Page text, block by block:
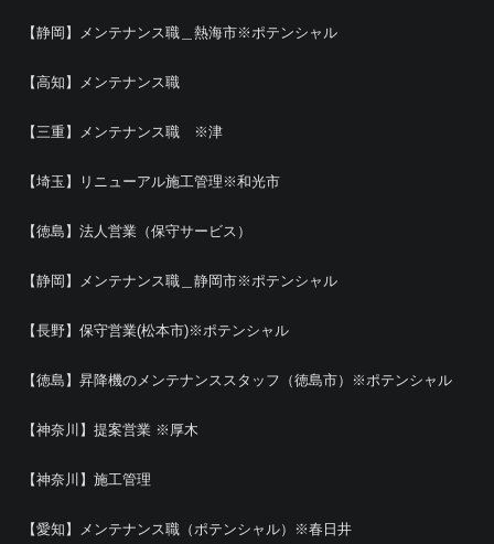
【静岡】メンテナンス職＿熱海市※ポテンシャル
【高知】メンテナンス職
【三重】メンテナンス職 ※津
【埼玉】リニューアル施工管理※和光市
【徳島】法人営業（保守サービス）
【静岡】メンテナンス職＿静岡市※ポテンシャル
【長野】保守営業(松本市)※ポテンシャル
【徳島】昇降機のメンテナンススタッフ（徳島市）※ポテンシャル
【神奈川】提案営業 ※厚木
【神奈川】施工管理
【愛知】メンテナンス職（ポテンシャル）※春日井